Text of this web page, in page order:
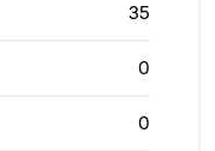
35
0
0